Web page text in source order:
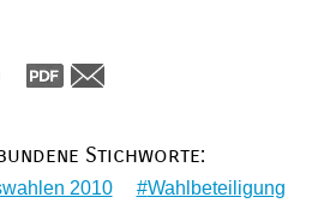
Stichworte:
2010
Wahlbeteiligung